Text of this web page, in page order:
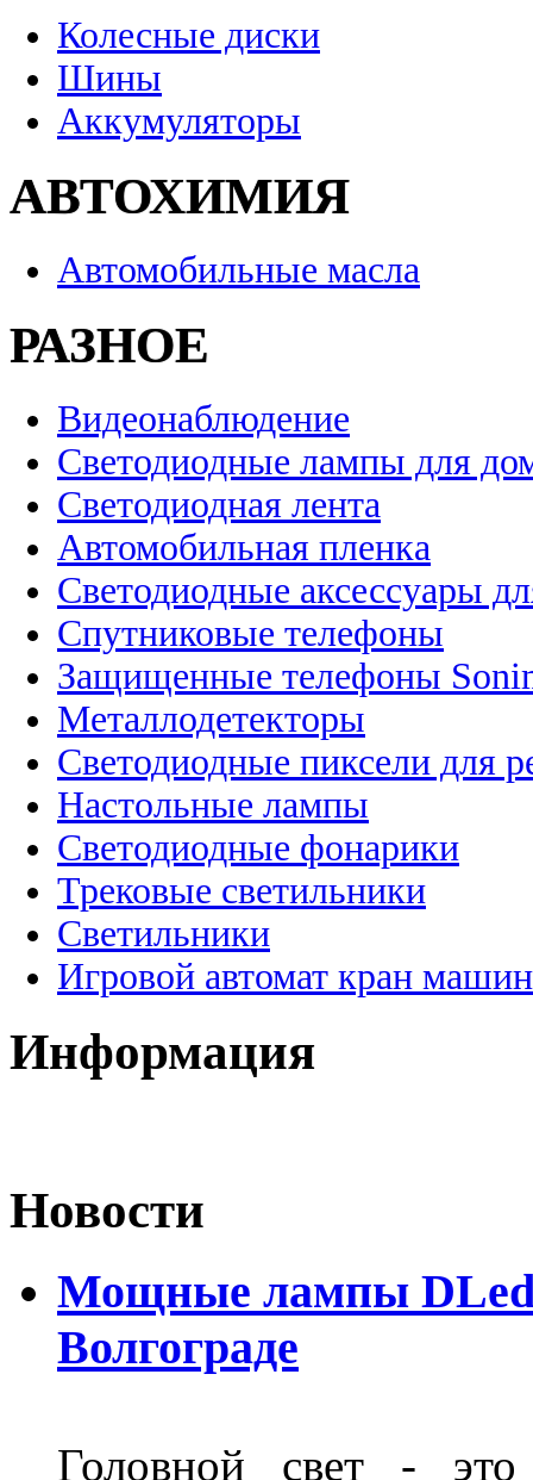
Колесные диски
Шины
Аккумуляторы
АВТОХИМИЯ
Автомобильные масла
РАЗНОЕ
Видеонаблюдение
Светодиодные лампы для
Светодиодная лента
Автомобильная пленка
Светодиодные аксессуары
Спутниковые телефоны
Защищенные телефоны
Металлодетекторы
Светодиодные пиксели для
Настольные лампы
Светодиодные фонарики
Трековые светильники
Светильники
Игровой автомат кран
Информация
Новости
Мощные лампы DLed
Волгограде
Головной свет -